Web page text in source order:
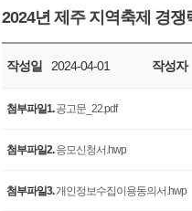
2024년 제주 지역축제 경
작성일 2024-04-01 작성자
첨부파일1. 공고문_22.pdf
첨부파일2. 응모신청서.hwp
첨부파일3.개인정보수집이용동의서.hwp